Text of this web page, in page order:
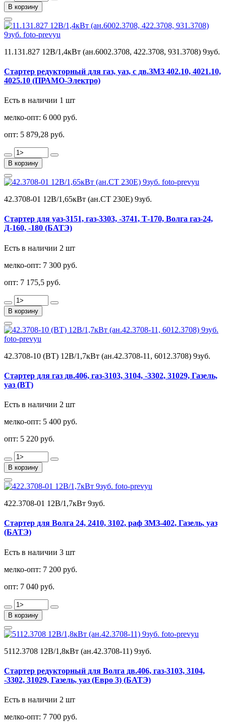
В корзину
11.131.827 12В/1,4кВт (ан.6002.3708, 422.3708, 931.3708) 9зуб.
Стартер редукторный для газ, уаз, с дв.ЗМЗ 402.10, 4021.10,
4025.10 (ПРАМО-Электро)
Есть в наличии 1 шт
мелко-опт: 6 000 руб.
опт: 5 879,28 руб.
В корзину
42.3708-01 12В/1,65кВт (ан.СТ 230Е) 9зуб.
Стартер для уаз-3151, газ-3303, -3741, Т-170, Волга газ-24,
Д-160, -180 (БАТЭ)
Есть в наличии 2 шт
мелко-опт: 7 300 руб.
опт: 7 175,5 руб.
В корзину
42.3708-10 (ВТ) 12В/1,7кВт (ан.42.3708-11, 6012.3708) 9зуб.
Стартер для газ дв.406, газ-3103, 3104, -3302, 31029, Газель,
уаз (ВТ)
Есть в наличии 2 шт
мелко-опт: 5 400 руб.
опт: 5 220 руб.
В корзину
422.3708-01 12В/1,7кВт 9зуб.
Стартер для Волга 24, 2410, 3102, раф ЗМЗ-402, Газель, уаз
(БАТЭ)
Есть в наличии 3 шт
мелко-опт: 7 200 руб.
опт: 7 040 руб.
В корзину
5112.3708 12В/1,8кВт (ан.42.3708-11) 9зуб.
Стартер редукторный для Волга дв.406, газ-3103, 3104,
-3302, 31029, Газель, уаз (Евро 3) (БАТЭ)
Есть в наличии 2 шт
мелко-опт: 7 700 руб.